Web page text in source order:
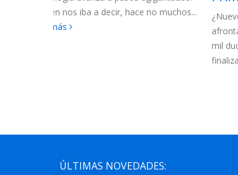
¿Nuevos interinos? ¿No sabéis cómo
afrontar esta nueva etapa? ¿Os asaltan
ÚLTIMAS NOVEDADES: